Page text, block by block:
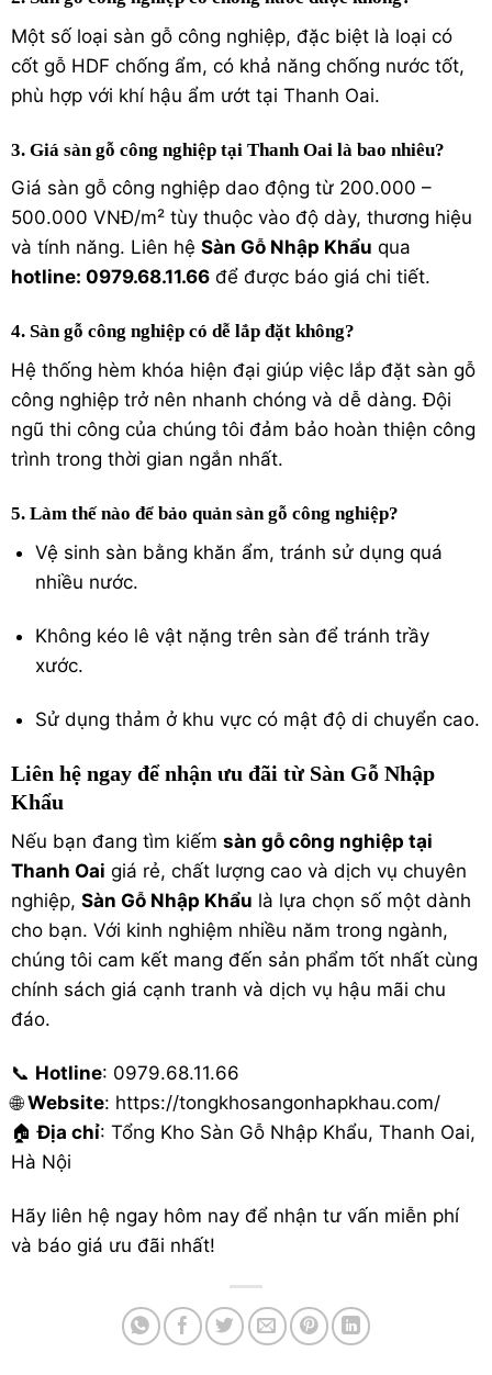
Một số loại sàn gỗ công nghiệp, đặc biệt là loại có
cốt gỗ HDF chống ẩm, có khả năng chống nước tốt,
phù hợp với khí hậu ẩm ướt tại Thanh Oai.
3. Giá sàn gỗ công nghiệp tại Thanh Oai là bao nhiêu?
Giá sàn gỗ công nghiệp dao động từ 200.000 –
500.000 VNĐ/m² tùy thuộc vào độ dày, thương hiệu
và tính năng. Liên hệ Sàn Gỗ Nhập Khẩu qua
hotline: 0979.68.11.66 để được báo giá chi tiết.
4. Sàn gỗ công nghiệp có dễ lắp đặt không?
Hệ thống hèm khóa hiện đại giúp việc lắp đặt sàn gỗ
công nghiệp trở nên nhanh chóng và dễ dàng. Đội
ngũ thi công của chúng tôi đảm bảo hoàn thiện công
trình trong thời gian ngắn nhất.
5. Làm thế nào để bảo quản sàn gỗ công nghiệp?
Vệ sinh sàn bằng khăn ẩm, tránh sử dụng quá
nhiều nước.
Không kéo lê vật nặng trên sàn để tránh trầy
xước.
Sử dụng thảm ở khu vực có mật độ di chuyển cao.
Liên hệ ngay để nhận ưu đãi từ Sàn Gỗ Nhập
Khẩu
Nếu bạn đang tìm kiếm sàn gỗ công nghiệp tại
Thanh Oai giá rẻ, chất lượng cao và dịch vụ chuyên
nghiệp, Sàn Gỗ Nhập Khẩu là lựa chọn số một dành
cho bạn. Với kinh nghiệm nhiều năm trong ngành,
chúng tôi cam kết mang đến sản phẩm tốt nhất cùng
chính sách giá cạnh tranh và dịch vụ hậu mãi chu
đáo.
📞 Hotline: 0979.68.11.66
🌐Website: https://tongkhosangonhapkhau.com/
🏠Địa chỉ: Tổng Kho Sàn Gỗ Nhập Khẩu, Thanh Oai,
Hà Nội
Hãy liên hệ ngay hôm nay để nhận tư vấn miễn phí
và báo giá ưu đãi nhất!